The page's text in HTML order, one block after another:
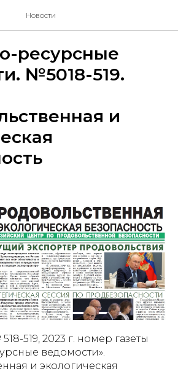
Новости
ресурсные
№5018-519.
и
519, 2023 г. номер газеты
ведомости».
и экологическая